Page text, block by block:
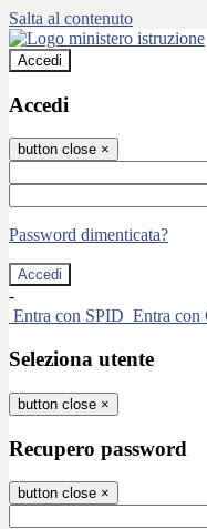
Salta al contenuto
Accedi
Accedi
button close ×
Password dimenticata?
-
Entra con SPID Entra con
Seleziona utente
button close ×
Recupero password
button close ×